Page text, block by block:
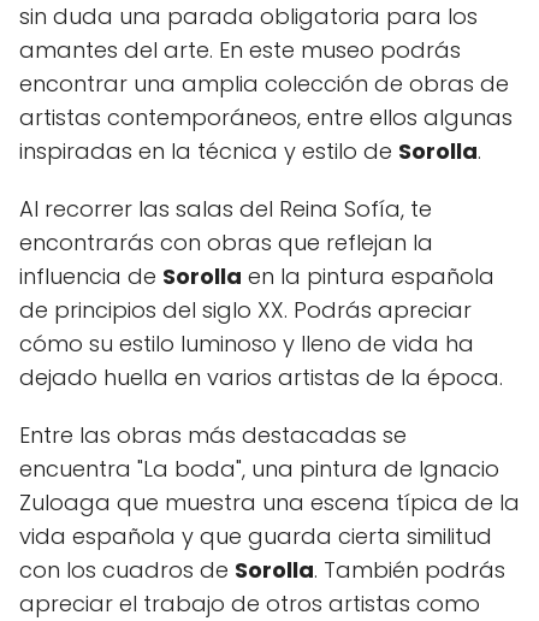
sin duda una parada obligatoria para los
amantes del arte. En este museo podrás
encontrar una amplia colección de obras de
artistas contemporáneos, entre ellos algunas
inspiradas en la técnica y estilo de Sorolla.
Al recorrer las salas del Reina Sofía, te
encontrarás con obras que reflejan la
influencia de Sorolla en la pintura española
de principios del siglo XX. Podrás apreciar
cómo su estilo luminoso y lleno de vida ha
dejado huella en varios artistas de la época.
Entre las obras más destacadas se
encuentra "La boda", una pintura de Ignacio
Zuloaga que muestra una escena típica de la
vida española y que guarda cierta similitud
con los cuadros de Sorolla. También podrás
apreciar el trabajo de otros artistas como